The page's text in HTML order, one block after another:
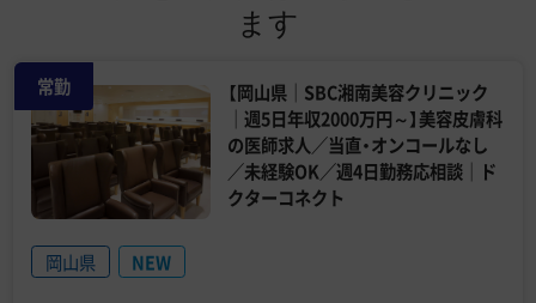
ます
常勤
【岡山県｜SBC湘南美容クリニック
｜週5日年収2000万円～】美容皮膚科
の医師求人／当直・オンコールなし
／未経験OK／週4日勤務応相談｜ド
クターコネクト
岡山県 NEW